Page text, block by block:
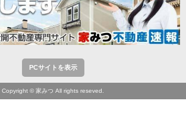
PCサイトを表示
Copyright © 家みつ All rights reseved.